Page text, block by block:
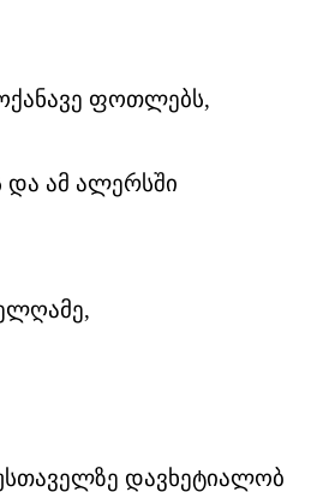
ფოთლებს,
და ამ ალერსში
დავხეტიალობ